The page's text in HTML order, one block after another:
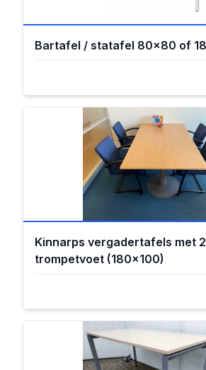
Bartafel / statafel 80x80 of
Kinnarps vergadertafels met
trompetvoet (180x100)